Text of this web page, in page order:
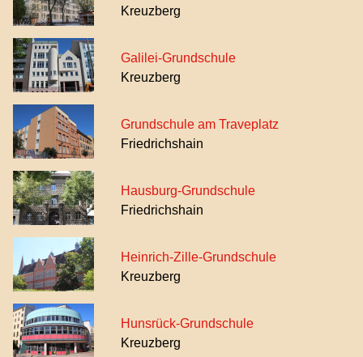
Kreuzberg
Galilei-Grundschule
Kreuzberg
Grundschule am Traveplatz
Friedrichshain
Hausburg-Grundschule
Friedrichshain
Heinrich-Zille-Grundschule
Kreuzberg
Hunsrück-Grundschule
Kreuzberg